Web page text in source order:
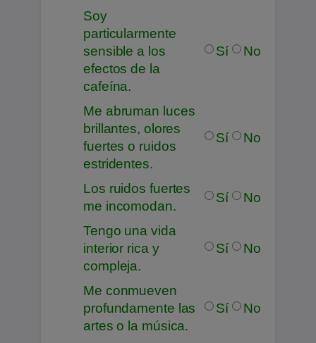
Soy
particularmente
sensible a los
efectos de la
cafeína.
Sí No
Me abruman luces
brillantes, olores
fuertes o ruidos
estridentes.
Sí No
Los ruidos fuertes
me incomodan.
Sí No
Tengo una vida
interior rica y
compleja.
Sí No
Me conmueven
profundamente las
artes o la música.
Sí No